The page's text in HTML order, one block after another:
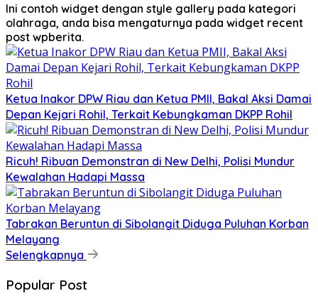
Ini contoh widget dengan style gallery pada kategori
olahraga, anda bisa mengaturnya pada widget recent
post wpberita.
Ketua Inakor DPW Riau dan Ketua PMII, Bakal Aksi Damai
Depan Kejari Rohil, Terkait Kebungkaman DKPP Rohil
Ricuh! Ribuan Demonstran di New Delhi, Polisi Mundur
Kewalahan Hadapi Massa
Tabrakan Beruntun di Sibolangit Diduga Puluhan Korban
Melayang
Selengkapnya
Popular Post